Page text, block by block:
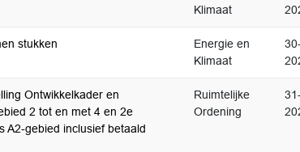
Klimaat
stukken
Energie en
Klimaat
Ontwikkelkader en
2 tot en met 4 en 2e
A2-gebied inclusief betaald
Ruimtelijke
Ordening